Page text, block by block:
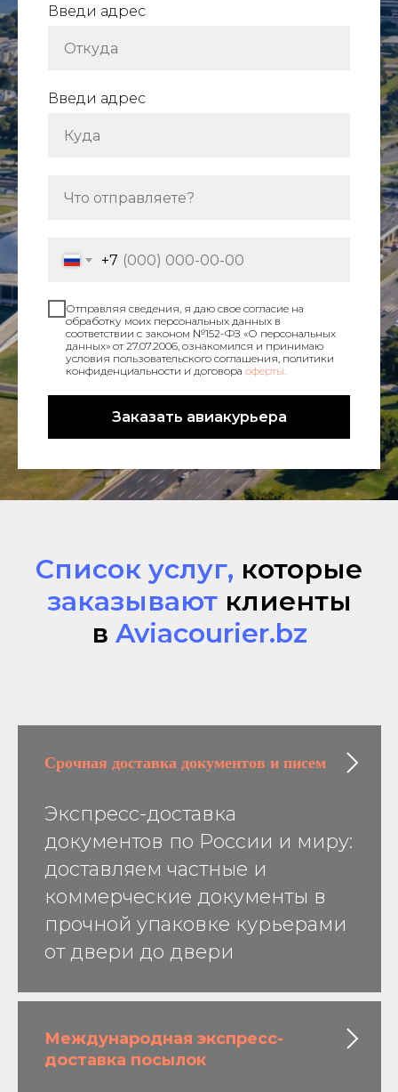
Введи адрес
Введи адрес
+7
Отправляя сведения, я даю свое согласие на
обработку моих персональных данных в
соответствии с законом №152-ФЗ «О персональных
данных» от 27.07.2006, ознакомился и принимаю
условия пользовательского соглашения, политики
конфиденциальности и договора оферты.
Заказать авиакурьера
Список услуг, которые
заказываютклиенты
в Aviacourier.bz
Срочная доставка документов и писем
Экспресс-доставка
документов по России и миру:
доставляем частные и
коммерческие документы в
прочной упаковке курьерами
от двери до двери
Международная экспресс-
доставка посылок